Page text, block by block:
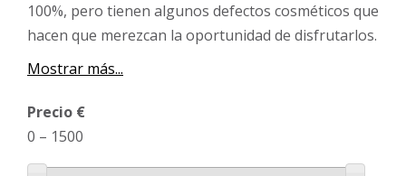
100%, pero tienen algunos defectos cosméticos que
hacen que merezcan la oportunidad de disfrutarlos.
Mostrar más...
Precio €
0 – 1500